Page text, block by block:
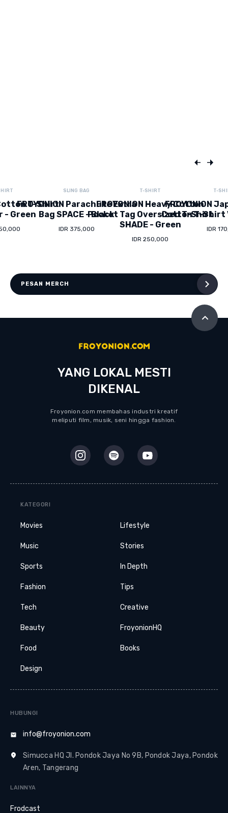
T-Shirt
- Green
SLING BAG
FROYONION Parachute Extra
Bag SPACE - Black
IDR 375,000
T-SHIRT
FROYONION Heavy Cotton
Pocket Tag Oversized T-Shirt
SHADE - Green
IDR 250,000
T-
FROYONION
Cotton T-Shirt
IDR
PESAN MERCH
KATEGORI
Movies
Music
Sports
Fashion
Tech
Beauty
Food
Design
Lifestyle
Stories
In Depth
Tips
Creative
FroyonionHQ
Books
YANG LOKAL MESTI
DIKENAL
Froyonion.com membahas industri kreatif
meliputi film, musik, seni hingga fashion.
HUBUNGI
info@froyonion.com
Simucca HQ Jl. Pondok Jaya No 9B, Pondok Jaya, Pondok
Aren, Tangerang
LAINNYA
Frodcast